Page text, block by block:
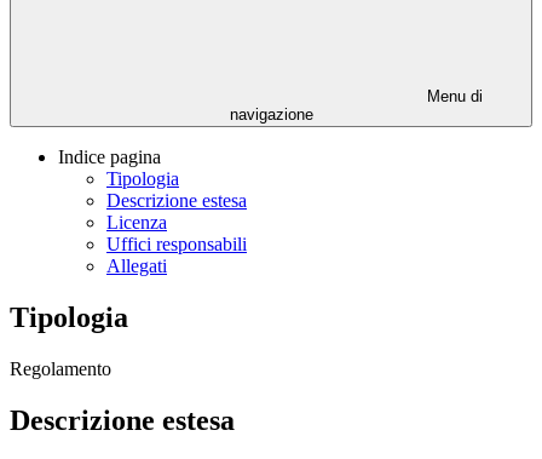
Menu di
navigazione
Indice pagina
Tipologia
Descrizione estesa
Licenza
Uffici responsabili
Allegati
Tipologia
Regolamento
Descrizione estesa